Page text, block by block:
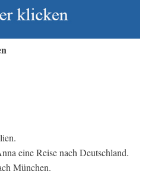
eine Reise nach Deutschland.
München.